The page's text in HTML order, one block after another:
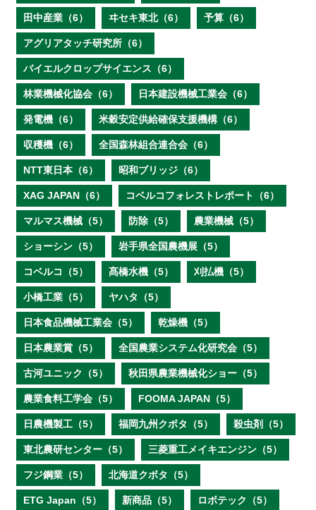
田中産業（6） ヰセキ東北（6） 予算（6）
アグリアタッチ研究所（6）
バイエルクロップサイエンス（6）
林業機械化協会（6） 日本建設機械工業会（6）
発電機（6） 米穀安定供給確保支援機構（6）
収穫機（6） 全国森林組合連合会（6）
NTT東日本（6） 昭和ブリッジ（6）
XAG JAPAN（6） コベルコフォレストレポート（6）
マルマス機械（5） 防除（5） 農業機械（5）
ショーシン（5） 岩手県全国農機展（5）
コベルコ（5） 髙橋水機（5） 刈払機（5）
小橋工業（5） ヤハタ（5）
日本食品機械工業会（5） 乾燥機（5）
日本農業賞（5） 全国農業システム化研究会（5）
古河ユニック（5） 秋田県農業機械化ショー（5）
農業食料工学会（5） FOOMA JAPAN（5）
日農機製工（5） 福岡九州クボタ（5） 殺虫剤（5）
東北農研センター（5） 三菱重工メイキエンジン（5）
フジ鋼業（5） 北海道クボタ（5）
ETG Japan（5） 新商品（5） ロボテック（5）